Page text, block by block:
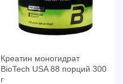
Креатин моногидрат
BioTech USA 88 порций 300
г